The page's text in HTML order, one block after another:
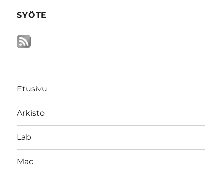
SYÖTE
Etusivu
Arkisto
Lab
Mac